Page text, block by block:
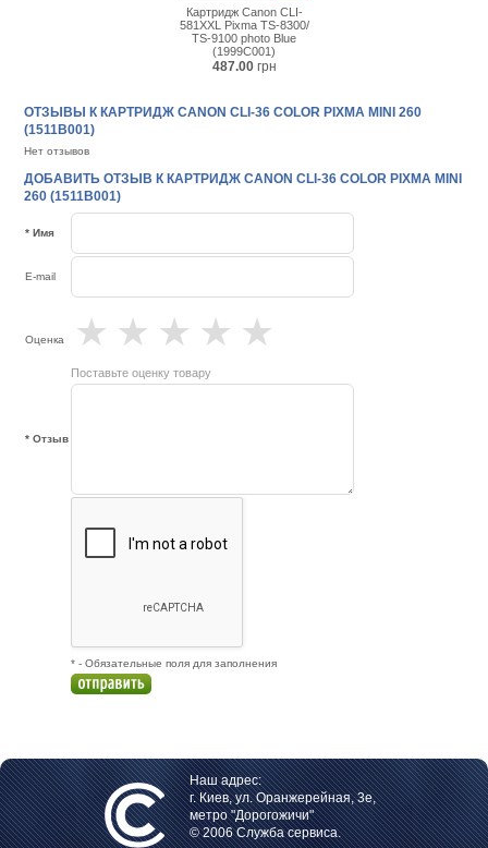
Картридж Canon CLI-
581XXL Pixma TS-8300/
TS-9100 photo Blue
(1999C001)
487.00 грн
ОТЗЫВЫ К КАРТРИДЖ CANON CLI-36 COLOR PIXMA MINI 260
(1511B001)
Нет отзывов
ДОБАВИТЬ ОТЗЫВ К КАРТРИДЖ CANON CLI-36 COLOR PIXMA MINI
260 (1511B001)
* Имя
E-mail
Оценка ★
★
★
★
★
Поставьте оценку товару
* Отзыв
* - Обязательные поля для заполнения
Наш адрес:
г. Киев, ул. Оранжерейная, 3е,
метро "Дорогожичи"
© 2006 Служба сервиса.